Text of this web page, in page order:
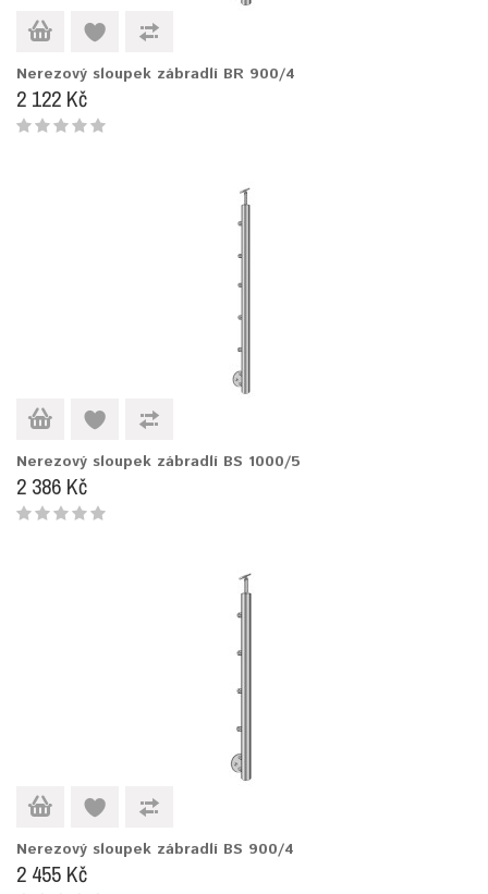
Nerezový sloupek zábradlí BR 900/4
2 122 Kč
Nerezový sloupek zábradlí BS 1000/5
2 386 Kč
Nerezový sloupek zábradlí BS 900/4
2 455 Kč